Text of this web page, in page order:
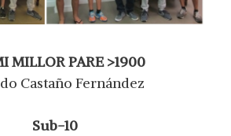
MILLOR PARE >1900
Castaño Fernández
Sub-10